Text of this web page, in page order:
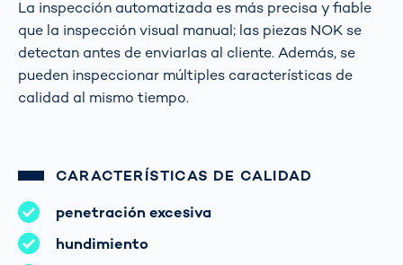
La inspección automatizada es más precisa y fiable
que la inspección visual manual; las piezas NOK se
detectan antes de enviarlas al cliente. Además, se
pueden inspeccionar múltiples características de
calidad al mismo tiempo.
CARACTERÍSTICAS DE CALIDAD
penetración excesiva
hundimiento